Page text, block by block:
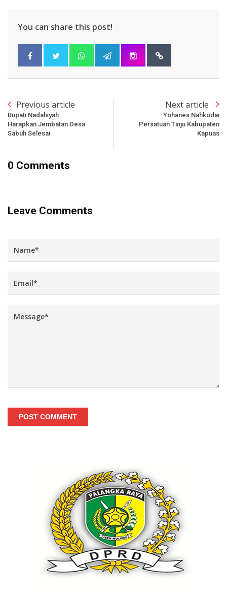
You can share this post!
Previous article
Bupati Nadalsyah
Harapkan Jembatan Desa
Sabuh Selesai
Next article
Yohanes Nahkodai
Persatuan Tinju Kabupaten
Kapuas
0 Comments
Leave Comments
POST COMMENT